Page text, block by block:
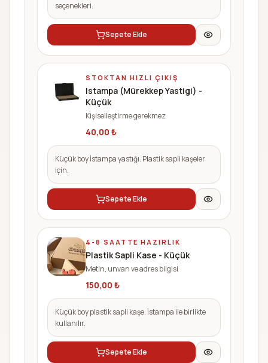
seçenekleri.
Sepete Ekle
STOKTAN HIZLI ÇIKIŞ
Istampa (Mürekkep Yastigi) -
Küçük
Kişiselleştirme gerekmez
40,00 ₺
Küçük boy İstampa yastığı. Plastik sapli kaşeler
için.
Sepete Ekle
4-8 SAATTE HAZIRLIK
Plastik Sapli Kase - Küçük
Metin, unvan ve adres bilgisi
150,00 ₺
Küçük boy plastik sapli kaşe. İstampa ile birlikte
kullanılır.
Sepete Ekle